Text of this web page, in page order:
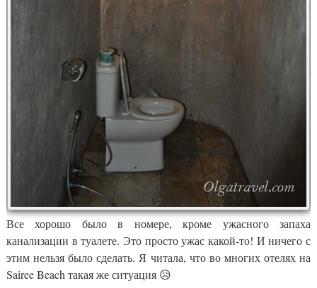
Все хорошо было в номере, кроме ужасного запаха
канализации в туалете. Это просто ужас какой-то! И ничего с
этим нельзя было сделать. Я читала, что во многих отелях на
Sairee Beach такая же ситуация 😥